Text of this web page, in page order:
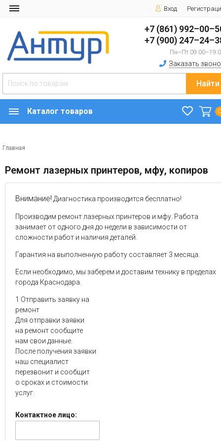
Вход
+7 (861)
+7 (900)
Пн–Пт
Заказать
Найти
Каталог товаров
Главная
Ремонт лазерных принтеров, мфу, копиров
Внимание! Диагностика производится бесплатно!
Производим ремонт лазерных принтеров и мфу. Работа
занимает от одного дня до недели в зависимости от
сложности работ и наличия деталей.
Гарантия на выполненную работу составляет 3 месяца.
Если необходимо, мы заберем и доставим технику в пределах
города Краснодара.
1 Отправить заявку на
ремонт
Для отправки заявки
на ремонт сообщите
нам свои данные.
После получения заявки
наш специалист
перезвонит и сообщит
о сроках и стоимости
услуг.
Контактное лицо: